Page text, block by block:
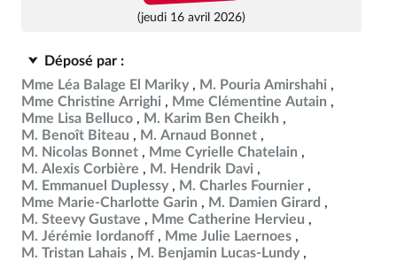
(jeudi 16 avril 2026)
Déposé par :
Mme Léa Balage El Mariky
M. Pouria Amirshahi
Mme Christine Arrighi
Mme Clémentine Autain
Mme Lisa Belluco
M. Karim Ben Cheikh
M. Benoît Biteau
M. Arnaud Bonnet
M. Nicolas Bonnet
Mme Cyrielle Chatelain
M. Alexis Corbière
M. Hendrik Davi
M. Emmanuel Duplessy
M. Charles Fournier
Mme Marie-Charlotte Garin
M. Damien Girard
M. Steevy Gustave
Mme Catherine Hervieu
M. Jérémie Iordanoff
Mme Julie Laernoes
M. Tristan Lahais
M. Benjamin Lucas-Lundy